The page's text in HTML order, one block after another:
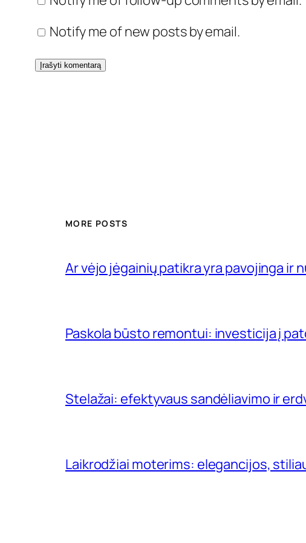
Notify me of new posts by email.
MORE POSTS
Ar vėjo jėgainių patikra yra pavojinga ir
Paskola būsto remontui: investicija į
Stelažai: efektyvaus sandėliavimo ir
Laikrodžiai moterims: elegancijos,